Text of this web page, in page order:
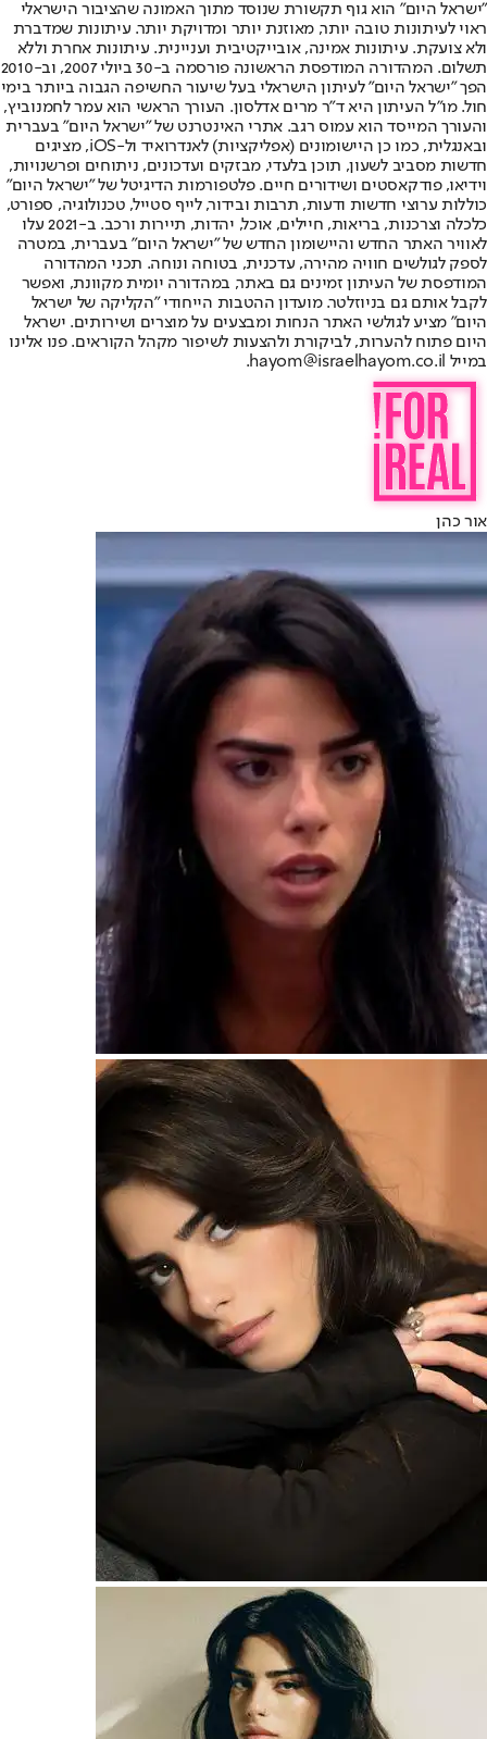
"ישראל היום" הוא גוף תקשורת שנוסד מתוך האמונה שהציבור הישראלי
ראוי לעיתונות טובה יותר, מאוזנת יותר ומדויקת יותר. עיתונות שמדברת
ולא צועקת. עיתונות אמינה, אובייקטיבית ועניינית. עיתונות אחרת וללא
תשלום. המהדורה המודפסת הראשונה פורסמה ב-30 ביולי 2007, וב-2010
הפך "ישראל היום" לעיתון הישראלי בעל שיעור החשיפה הגבוה ביותר בימי
חול. מו"ל העיתון היא ד"ר מרים אדלסון. העורך הראשי הוא עמר לחמנוביץ,
והעורך המייסד הוא עמוס רגב. אתרי האינטרנט של "ישראל היום" בעברית
ובאנגלית, כמו כן היישומונים (אפליקציות) לאנדרואיד ול-iOS, מציגים
חדשות מסביב לשעון, תוכן בלעדי, מבזקים ועדכונים, ניתוחים ופרשנויות,
וידיאו, פודקאסטים ושידורים חיים. פלטפורמות הדיגיטל של "ישראל היום"
כוללות ערוצי חדשות ודעות, תרבות ובידור, לייף סטייל, טכנולוגיה, ספורט,
כלכלה וצרכנות, בריאות, חיילים, אוכל, יהדות, תיירות ורכב. ב-2021 עלו
לאוויר האתר החדש והיישומון החדש של "ישראל היום" בעברית, במטרה
לספק לגולשים חוויה מהירה, עדכנית, בטוחה ונוחה. תכני המהדורה
המודפסת של העיתון זמינים גם באתר, במהדורה יומית מקוונת, ואפשר
לקבל אותם גם בניוזלטר. מועדון ההטבות הייחודי "הקליקה של ישראל
היום" מציע לגולשי האתר הנחות ומבצעים על מוצרים ושירותים. ישראל
היום פתוח להערות, לביקורת ולהצעות לשיפור מקהל הקוראים. פנו אלינו
במייל hayom@israelhayom.co.il.
אור כהן